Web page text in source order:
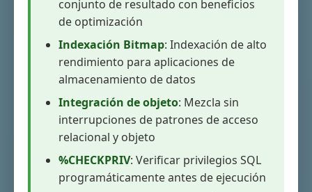
conjunto de resultado con beneficios
de optimización
Indexación Bitmap: Indexación de alto
rendimiento para aplicaciones de
almacenamiento de datos
Integración de objeto: Mezcla sin
interrupciones de patrones de acceso
relacional y objeto
%CHECKPRIV: Verificar privilegios SQL
programáticamente antes de ejecución